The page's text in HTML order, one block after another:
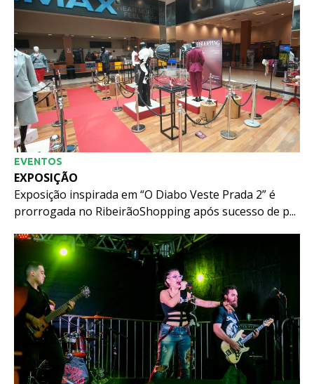
EVENTOS
EXPOSIÇÃO
Exposição inspirada em “O Diabo Veste Prada 2” é
prorrogada no RibeirãoShopping após sucesso de p...